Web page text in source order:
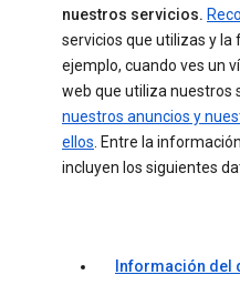
nuestros servicios.
servicios que utilizas y la
ejemplo, cuando ves un
web que utiliza nuestros
nuestros anuncios y
ellos. Entre la
incluyen los siguientes
Información del